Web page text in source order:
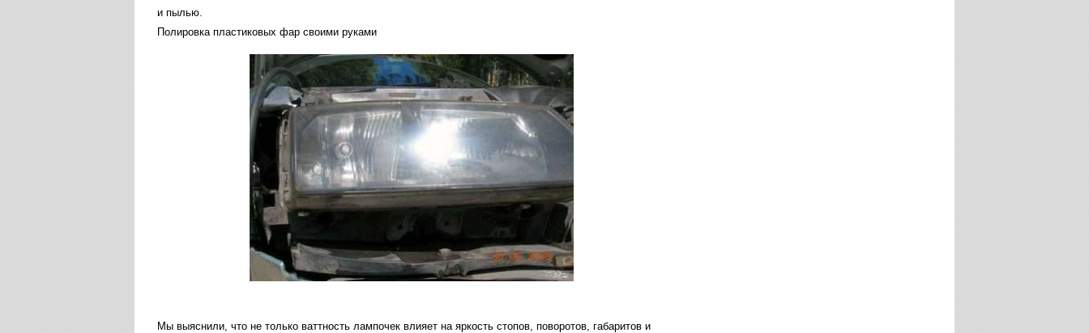
и пылью.
Полировка пластиковых фар своими руками
Мы выяснили, что не только ваттность лампочек влияет на яркость стопов, поворотов, габаритов и